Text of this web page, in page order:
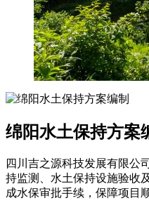
绵阳水土保持方案
四川吉之源科技发展有限公
持监测、水土保持设施验收
成水保审批手续，保障项目